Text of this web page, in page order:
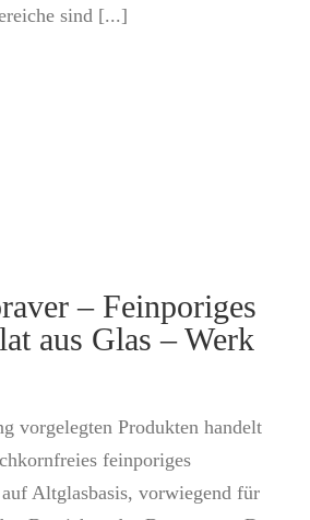
sind [...]
– Feinporiges
aus Glas – Werk
vorgelegten Produkten handelt
feinporiges
Altglasbasis, vorwiegend für